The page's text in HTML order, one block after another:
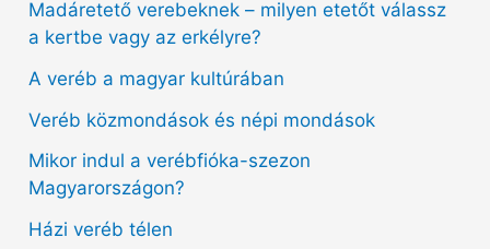
Madáretető verebeknek – milyen etetőt válassz
a kertbe vagy az erkélyre?
A veréb a magyar kultúrában
Veréb közmondások és népi mondások
Mikor indul a verébfióka-szezon
Magyarországon?
Házi veréb télen